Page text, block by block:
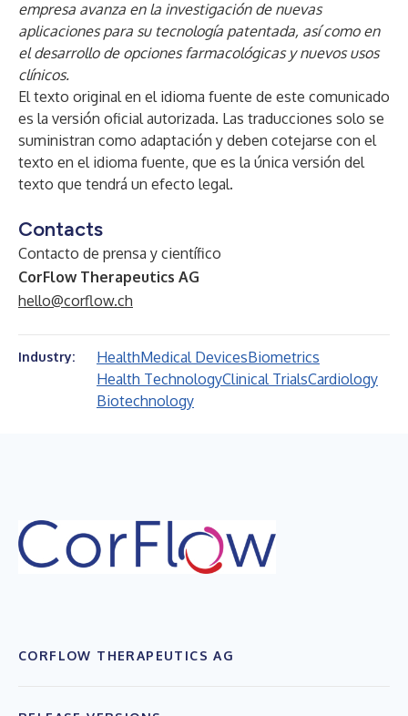
empresa avanza en la investigación de nuevas
aplicaciones para su tecnología patentada, así como en
el desarrollo de opciones farmacológicas y nuevos usos
clínicos.
El texto original en el idioma fuente de este comunicado
es la versión oficial autorizada. Las traducciones solo se
suministran como adaptación y deben cotejarse con el
texto en el idioma fuente, que es la única versión del
texto que tendrá un efecto legal.
Contacts
Contacto de prensa y científico
CorFlow Therapeutics AG
hello@corflow.ch
Industry: HealthMedical DevicesBiometrics
Health TechnologyClinical TrialsCardiology
Biotechnology
CORFLOW THERAPEUTICS AG